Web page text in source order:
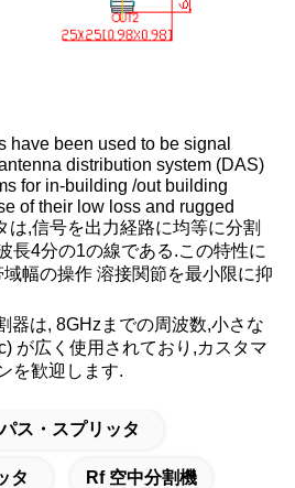
have been used to be signal
distribution system (DAS)
for in-building /out building
of their low loss and rugged
は,信号を出力経路に均等に分割
長4分の1の線である.この特性に
幅の操作 溶接関節を最小限に抑
器は, 8GHzまでの周波数,小さな
が広く使用されており,カスタマ
を歓迎します.
ス・スプリッタ
タ Rf 空中分割機